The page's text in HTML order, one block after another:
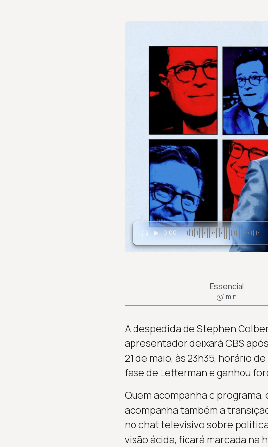
0:00
Essencial
1 min
A despedida de Stephen
apresentador deixará CBS
21 de maio, às 23h35, horário
fase de Letterman e ganhou
Quem acompanha o
acompanha também a
no chat televisivo sobre
visão ácida, ficará marcada na